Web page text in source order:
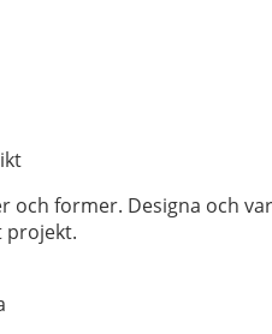
och former. Designa och
projekt.